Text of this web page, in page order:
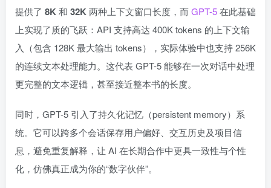
提供了 8K和 32K两种上下文窗口长度，而 GPT-5在此基础
上实现了质的飞跃：API 支持高达 400K tokens 的上下文输
入（包含 128K 最大输出 tokens），实际体验中也支持 256K
的连续文本处理能力。这代表 GPT-5 能够在一次对话中处理
更完整的文本逻辑，甚至接近整本书的长度。
同时，GPT-5 引入了持久化记忆（persistent memory）系
统。它可以跨多个会话保存用户偏好、交互历史及项目信
息，避免重复解释，让 AI 在长期合作中更具一致性与个性
化，仿佛真正成为你的“数字伙伴”。